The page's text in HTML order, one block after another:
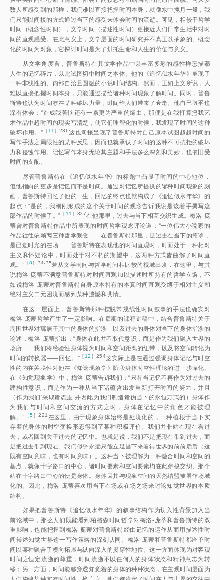
数人所感受到的那样，我们难以直接把握时间本身，就像水中揽月一般，我
们只能以间接的方式通过当下的感受来体会时间的流逝。可见，相较于哲学
时间（概念性时间），文学时间（描述性时间）更接近人们日常生活中对时
间的直观感受。在此意义上，文学层面的时间研究并不真正以抽象的、概念
化的时间为对象，它探讨时间是为了烘托生命和人生的价值与意义。
从文学角度看，普鲁斯特在其文学作品中以丰富多彩的感性样态描摹
人生的记忆碎片，以此试图切中时间之本体。他的《追忆似水年华》呈现了
一种非线性的、内部自洽且圆融的小说时间结构。然而，正如上文所说，人
难以直接把握时间本身，只能通过描绘诸种时间现象了解时间。同时，普鲁
斯特也认为时间存在某种破坏力量，时间给人们带来了衰老。他自己似乎也
深有体会：“造成我苦恼还有一条更为严重的缘由，那便是在我打算把我艺
术作品中超时间的现实写清楚，使它们理智化的时候，我发现了时间的这种
破坏作用。 ”［ 11 ］236这也间接呈现了普鲁斯特对自己原本试图超越时间的
写作手法之局限性的某种反思，因而也就承认了时间的这种不可抗拒的破坏
力和侵蚀作用。记忆写作本身无论其主题和手法多么深刻和美妙，也依旧受
时间的支配。
尽管普鲁斯特在《追忆似水年华》的标题中凸显了时间的中心地位，
但他指向的更多是记忆而不是时间。通过对记忆所提供的诸种时间现象的刻
画，普鲁斯特回忆了他的一生，回忆的终点也就构成了《追忆似水年华》的
起点：“是的，我刚刚形成的这个关于时间的观念告诉我说是该着手撰写这
部作品的时候了。” ［ 11 ］337在他那里，过去与当下相互交织生成。梅洛-庞
蒂曾对普鲁斯特作品中所表现的时间哲学观念评论道：“一位伟大小说家的
作品往往依赖两三种哲学观念……在普鲁斯特那里，是过去在当下的笼罩，
是已逝时光的在场……普鲁斯特在表现他的时间直观时，时而处于一种相对
主义和怀疑论中，时而处于对不朽的期望中，这两种方式皆曲解了时间直
观。 ” ［8］34-35若从文学时间与哲学时间相比较的视域出发，在这里，与其
说梅洛-庞蒂不满意普鲁斯特对时间直观加以描述时所持有的哲学立场，不
如说梅洛-庞蒂对普鲁斯特自身原本持有的本真时间直观受缚于相对主义和
绝对主义二元困境而感到某种遗憾和共情。
在这一层面上，普鲁斯特那种摆脱常规线性时间叙事的手法也确实对
梅洛-庞蒂哲学产生了一定影响。在后期的课程讲稿中，结合普鲁斯特关于
周围世界对寓居于其中的身体的指涉，以及过去的身体对当下的身体指涉的
论述，梅洛-庞蒂指出：“身体在此并不取代意识，而是作为我们融入世界的
场所……我们将经验性身体视为时间和空间距离的纽带，以及将空间转化为
时间的转换器——回忆。 ”［ 12 ］254这实际上是在通过强调身体记忆与时空
性的内在关联性对他在《知觉现象学》阶段身体时空性理论的进一步深化。
在《知觉现象学》中，梅洛-庞蒂告诉我们：“只有当记忆不再作为对过去的
建构性意识，而是作为一种从当下诸蕴含出发重新打开时间的努力，并且
（作为我们‘采取诸态度’并因此为我们制造诸伪当下的永恒方式的）身体作
为我们与时间和空间交流的方式之时，身体在记忆中的角色才能被理
解。” ［5］221 在这里，由于现象身体始终是处境化的，一种植根于当下实
存着的身体的时空变换形态得到了某种积极评价。我们并非站在现在看过
去，或者回到关于过去的记忆中。也就是说，我们不是把现在带到过去，而
是把过去带到现在。我们似乎永远只能立足当下来看待世界的前前后后（这
既有空间意味，也有时间意味）。这种当下被理解为一种融合时间和空间的
基点，就像十字路口的中心，诸时间要素和空间要素均在此穿梭交织。那个
站在十字路口中心的便是身体。身体因其与现象空间的天然结盟被看作场域
化的。因此，梅洛-庞蒂喜欢用当下在场或在场之场来讨论知觉世界的本质
结构。
如果把普鲁斯特《追忆似水年华》的叙事结构作为切入性背景加入当
前论域中，那么人们既能看到柏格森时间哲学对梅洛-庞蒂和普鲁斯特的双
重影响，也能把握到梅洛-庞蒂对普鲁斯特经由记忆的运作从而用描述性时
间转述知觉世界这一写作策略的深刻认同。梅洛-庞蒂和普鲁斯特都给予时
间以某种融合了横向拓展与纵向深入的贯穿性地位。这一方面体现为对客观
时间之恒定流逝的尊重，时间流逝不以任何人的身体状态和精神意志为转
移；另一方面，时间能够穿透知觉着的身体的种种状态，在主观时间层面为